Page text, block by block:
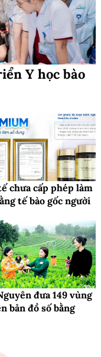
Y học bào
chưa cấp phép làm
tế bào gốc người
đưa 149 vùng
bản đồ số bằng